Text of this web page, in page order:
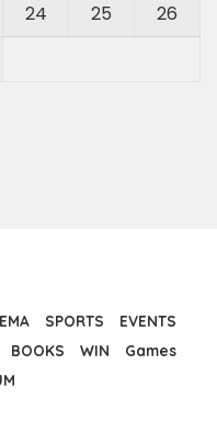
24 25
26
SPORTS
EVENTS
BOOKS WIN
Games